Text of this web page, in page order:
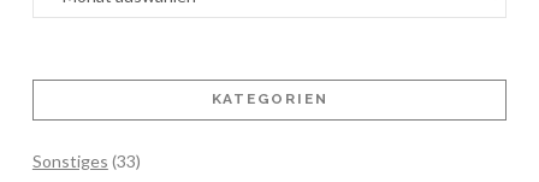
KATEGORIEN
Sonstiges (33)